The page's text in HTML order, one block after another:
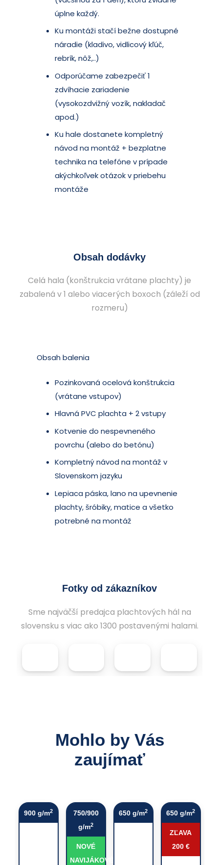
úplne každý.
Ku montáži stačí bežne dostupné
náradie (kladivo, vidlicový kľúč,
rebrík, nôž,..)
Odporúčame zabezpečiť 1
zdvíhacie zariadenie
(vysokozdvižný vozík, nakladač
apod.)
Ku hale dostanete kompletný
návod na montáž + bezplatne
technika na telefóne v prípade
akýchkoľvek otázok v priebehu
montáže
Obsah dodávky
Celá hala (konštrukcia vrátane plachty) je
zabalená v 1 alebo viacerých boxoch (záleží od
rozmeru)
Obsah balenia
Pozinkovaná ocelová konštrukcia
(vrátane vstupov)
Hlavná PVC plachta + 2 vstupy
Kotvenie do nespevneného
povrchu (alebo do betónu)
Kompletný návod na montáž v
Slovenskom jazyku
Lepiaca páska, lano na upevnenie
plachty, šróbiky, matice a všetko
potrebné na montáž
Fotky od zákazníkov
Sme najväčší predajca plachtových hál na
slovensku s viac ako 1300 postavenými halami.
Mohlo by Vás
zaujímať
900 g/m2
750/900
g/m2
NOVÉ
NAVIJÁKOVÉ
650 g/m2 650 g/m2
ZĽAVA
200 €